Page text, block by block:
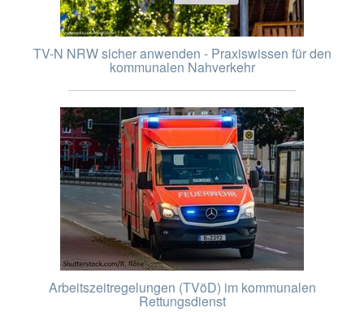
TV-N NRW sicher anwenden - Praxiswissen für den
kommunalen Nahverkehr
Arbeitszeitregelungen (TVöD) im kommunalen
Rettungsdienst